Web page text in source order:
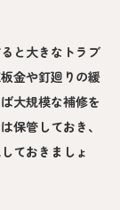
と大きなトラブ
金や釘廻りの緩
大規模な補修を
保管しておき、
ておきましょ